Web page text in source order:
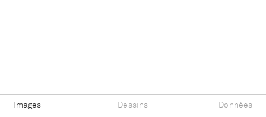
Images Dessins Données